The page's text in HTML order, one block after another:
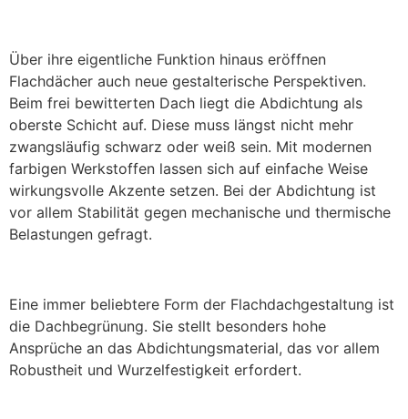
Über ihre eigentliche Funktion hinaus eröffnen
Flachdächer auch neue gestalterische Perspektiven.
Beim frei bewitterten Dach liegt die Abdichtung als
oberste Schicht auf. Diese muss längst nicht mehr
zwangsläufig schwarz oder weiß sein. Mit modernen
farbigen Werkstoffen lassen sich auf einfache Weise
wirkungsvolle Akzente setzen. Bei der Abdichtung ist
vor allem Stabilität gegen mechanische und thermische
Belastungen gefragt.
Eine immer beliebtere Form der Flachdachgestaltung ist
die Dachbegrünung. Sie stellt besonders hohe
Ansprüche an das Abdichtungsmaterial, das vor allem
Robustheit und Wurzelfestigkeit erfordert.